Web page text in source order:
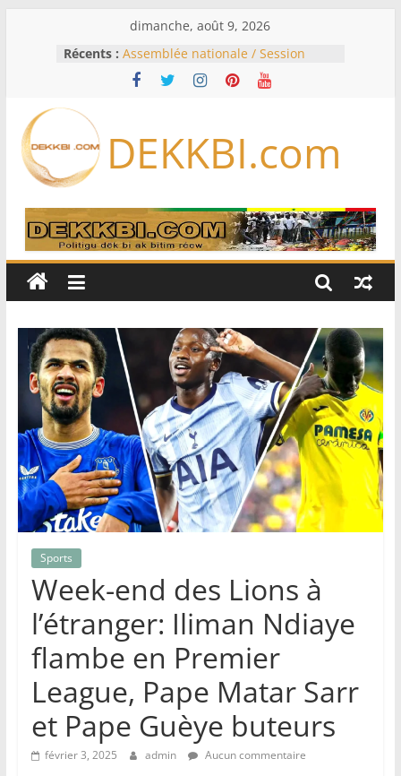
dimanche, août 9, 2026
Récents : Assemblée nationale / Session
extraordinaire: Six commissions
d’enquête à l’ordre du jour ce lundi
Bénin: Patrice Talon élu président
du Sénat, moins de trois mois
Pakistan et la Turquie signent un
accord de défense
RD Congo: Kinshasa interdit les
exportations de cuivre et de cobalt
production
DEKKBI.com
Sports
Week-end des Lions à
l’étranger: Iliman Ndiaye
flambe en Premier
League, Pape Matar Sarr
et Pape Guèye buteurs
février 3, 2025 admin Aucun commentaire